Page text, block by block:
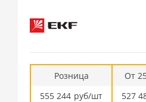
Розница
555 244 руб/шт
От
527